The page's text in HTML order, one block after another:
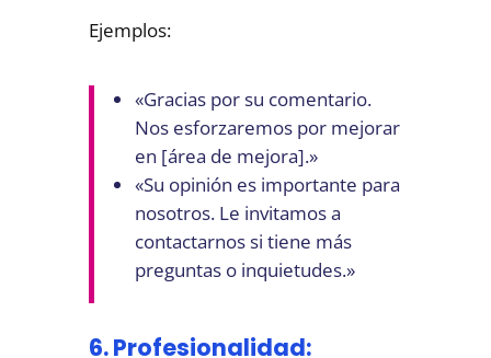
Ejemplos:
«Gracias por su comentario.
Nos esforzaremos por mejorar
en [área de mejora].»
«Su opinión es importante para
nosotros. Le invitamos a
contactarnos si tiene más
preguntas o inquietudes.»
6. Profesionalidad: